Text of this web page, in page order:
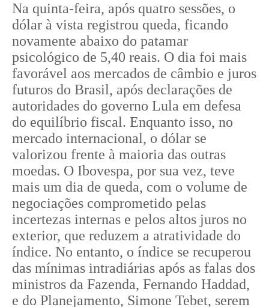
Na quinta-feira, após quatro sessões, o
dólar à vista registrou queda, ficando
novamente abaixo do patamar
psicológico de 5,40 reais. O dia foi mais
favorável aos mercados de câmbio e juros
futuros do Brasil, após declarações de
autoridades do governo Lula em defesa
do equilíbrio fiscal. Enquanto isso, no
mercado internacional, o dólar se
valorizou frente à maioria das outras
moedas. O Ibovespa, por sua vez, teve
mais um dia de queda, com o volume de
negociações comprometido pelas
incertezas internas e pelos altos juros no
exterior, que reduzem a atratividade do
índice. No entanto, o índice se recuperou
das mínimas intradiárias após as falas dos
ministros da Fazenda, Fernando Haddad,
e do Planejamento, Simone Tebet, serem